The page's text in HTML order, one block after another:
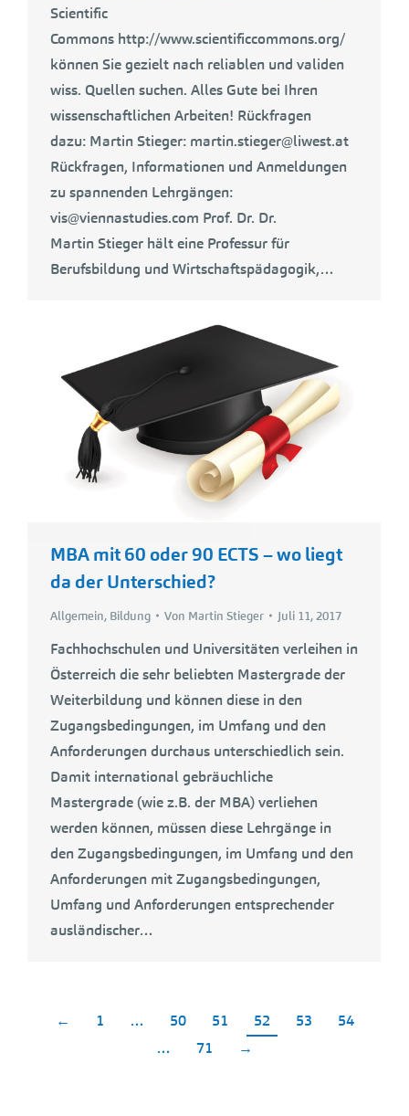
Scientific
Commons http://www.scientificcommons.org/
können Sie gezielt nach reliablen und validen
wiss. Quellen suchen. Alles Gute bei Ihren
wissenschaftlichen Arbeiten! Rückfragen
dazu: Martin Stieger: martin.stieger@liwest.at
Rückfragen, Informationen und Anmeldungen
zu spannenden Lehrgängen:
vis@viennastudies.com Prof. Dr. Dr.
Martin Stieger hält eine Professur für
Berufsbildung und Wirtschaftspädagogik,…
MBA mit 60 oder 90 ECTS – wo liegt
da der Unterschied?
Allgemein, Bildung Von Martin Stieger Juli 11, 2017
Fachhochschulen und Universitäten verleihen in
Österreich die sehr beliebten Mastergrade der
Weiterbildung und können diese in den
Zugangsbedingungen, im Umfang und den
Anforderungen durchaus unterschiedlich sein.
Damit international gebräuchliche
Mastergrade (wie z.B. der MBA) verliehen
werden können, müssen diese Lehrgänge in
den Zugangsbedingungen, im Umfang und den
Anforderungen mit Zugangsbedingungen,
Umfang und Anforderungen entsprechender
ausländischer…
← 1 … 50 51 52 53
54
…
71 →